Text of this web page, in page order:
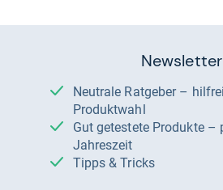
Newsletter
Neutrale Ratgeber – hilfreich für Ihre
Produktwahl
Gut getestete Produkte – passend zur
Jahreszeit
Tipps & Tricks